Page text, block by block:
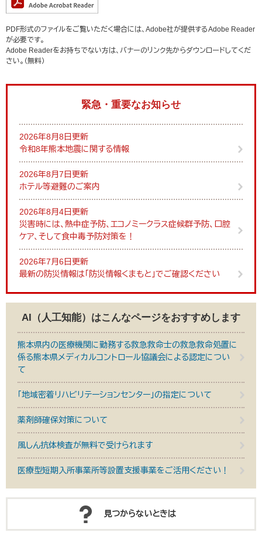
PDF形式のファイルをご覧いただく場合には、Adobe社が提供するAdobe Reader
が必要です。
Adobe Readerをお持ちでない方は、バナーのリンク先からダウンロードしてくだ
さい。（無料）
緊急・重要なお知らせ
2026年8月8日更新
令和8年熊本地震に関する情報
2026年8月7日更新
ホテル等避難のご案内
2026年8月4日更新
災害時には、熱中症予防、エコノミークラス症候群予防、口腔
ケア、そして食中毒予防対策を！
2026年7月6日更新
最新の防災情報は「防災情報くまもと」でご確認ください
AI（人工知能）はこんなページをおすすめします
熊本県内の医療機関に勤務する救急救命士の救急救命処置に
係る熊本県メディカルコントロール協議会による認定につい
て
「地域密着リハビリテーションセンター」の指定について
薬剤師確保対策について
風しん抗体検査が無料で受けられます
医療型短期入所事業所等設置支援事業をご活用ください！
見つからないときは